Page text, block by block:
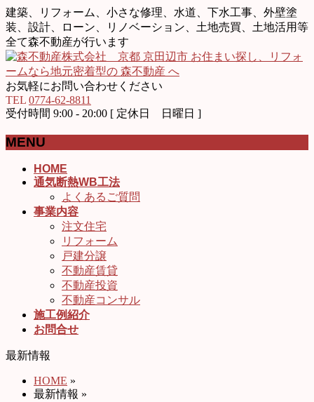
建築、リフォーム、小さな修理、水道、下水工事、外壁塗
装、設計、ローン、リノベーション、土地売買、土地活用等
全て森不動産が行います
お気軽にお問い合わせください
TEL 0774-62-8811
受付時間 9:00 - 20:00 [ 定休日 日曜日 ]
MENU
HOME
通気断熱WB工法
よくあるご質問
事業内容
注文住宅
リフォーム
戸建分譲
不動産賃貸
不動産投資
不動産コンサル
施工例紹介
お問合せ
最新情報
HOME »
最新情報 »